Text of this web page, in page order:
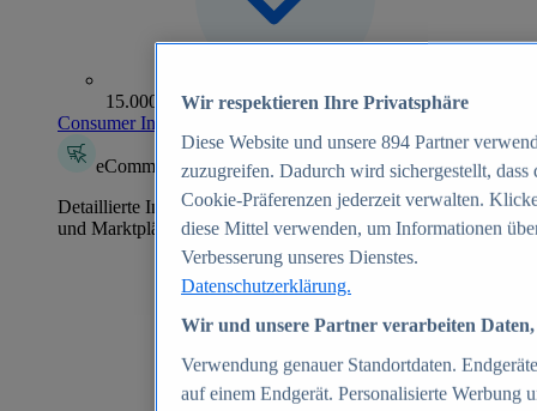
15.000+ Marken
Consumer Insights entdecken
eCommerce Insights
Detaillierte Informationen zu mehr als 39.000 Online-Shops
und Marktplätzen
Wir respektieren Ihre Privatsphäre
Diese Website und unsere 894 Partner
zuzugreifen. Dadurch wird sichergestellt,
Cookie-Präferenzen jederzeit verwalten.
diese Mittel verwenden, um Informationen
Verbesserung unseres Dienstes.
Datenschutzerklärung.
Wir und unsere Partner verarbeiten
Verwendung genauer Standortdaten.
auf einem Endgerät. Personalisierte Werbung